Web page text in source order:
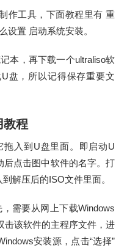
作工具，下面教程里有 重
设置 启动系统安装。
本，再下载一个ultraliso软
盘，所以记得保存重要文
程
拖入到U盘里面。即启动U
后点击图中软件的名字。打
解压后的ISO文件里面。
需要从网上下载Windows
击该软件的主程序文件，进
安装源，点击“选择”